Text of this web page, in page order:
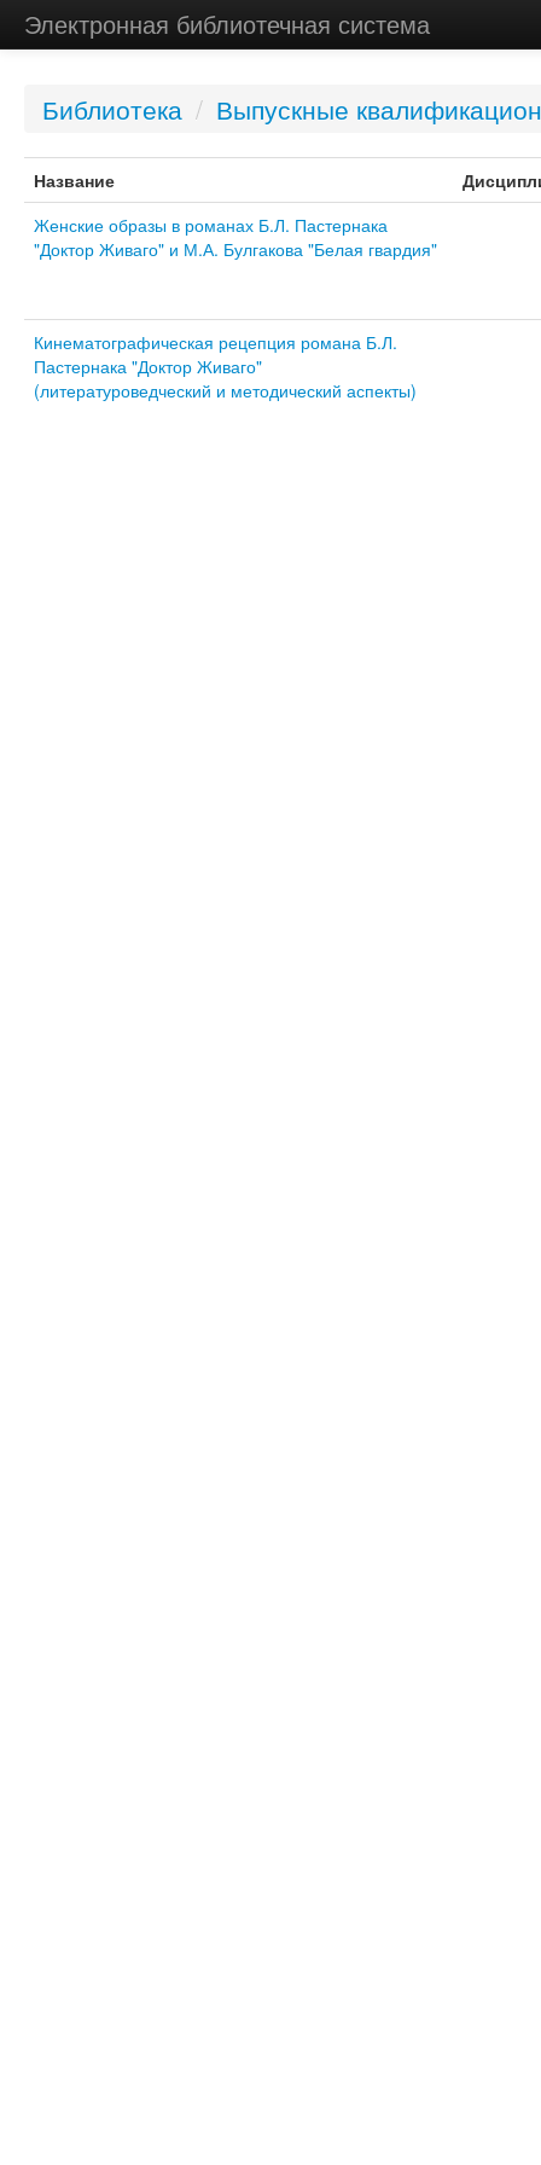
Электронная библиотечная система
Библиотека / Выпускные
Название
Женские образы в романах Б.Л. Пастернака
"Доктор Живаго" и М.А. Булгакова "Белая гвардия"
Кинематографическая рецепция романа Б.Л.
Пастернака "Доктор Живаго"
(литературоведческий и методический аспекты)